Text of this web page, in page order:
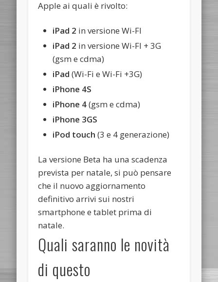
Apple ai quali è rivolto:
iPad 2 in versione Wi-FI
iPad 2 in versione Wi-FI + 3G
(gsm e cdma)
iPad (Wi-Fi e Wi-Fi +3G)
iPhone 4S
iPhone 4(gsm e cdma)
iPhone 3GS
iPod touch (3 e 4 generazione)
La versione Beta ha una scadenza
prevista per natale, si può pensare
che il nuovo aggiornamento
definitivo arrivi sui nostri
smartphone e tablet prima di
natale.
Quali saranno le novità
di questo